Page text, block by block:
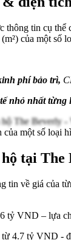
thông tin cụ
(m²) của một số
phí bảo trì,
nhỏ nhất từng
một số loại
tại The
tin về giá của
tỷ VND – lựa
từ 4.7 tỷ VND -